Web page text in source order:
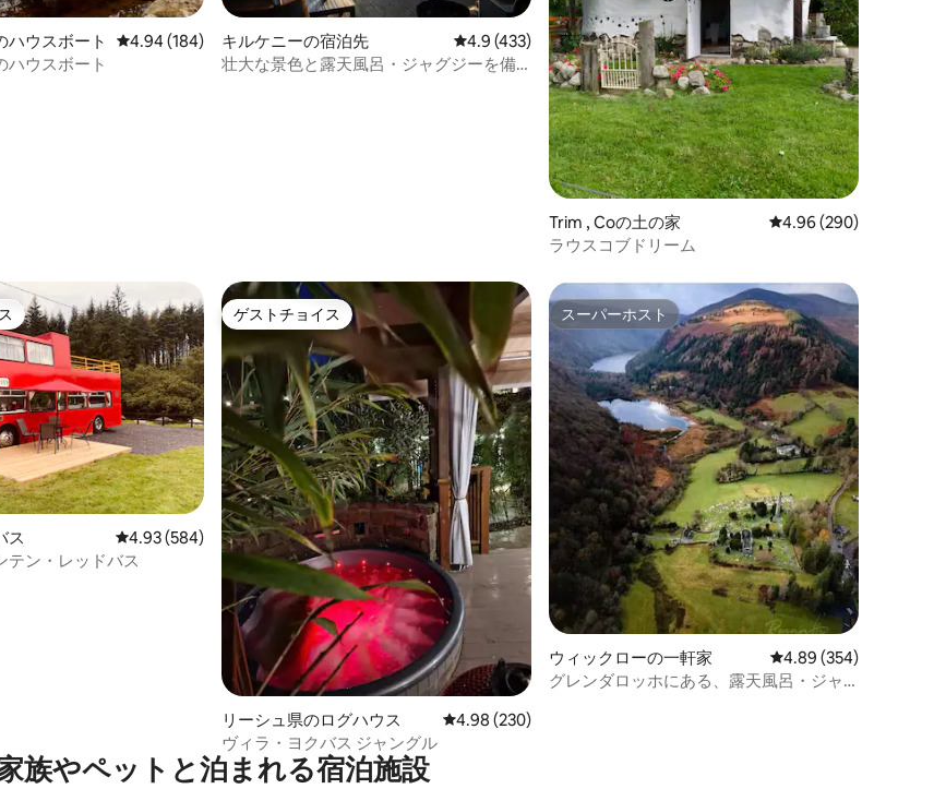
星の平均評価
ハウスボート レビュー184件、5つ星中4.94つ星の平均評価
4.94 (184)
ハウスボート
キルケニーの宿泊先 レビュー433件、5つ星中4.9つ星の平均評価
4.9 (433)
壮大な景色と露天風呂・ジャグジーを備
Trim , Coの土の家 レビュー290件、5つ星
4.96 (290)
ラウスコブドリーム
星の平均評価
ス レビュー584件、5つ星中4.93つ星の平均評価
4.93 (584)
テン・レッドバス
ゲストチョイス
ゲストチョイス
リーシュ県のログハウス レビュー230件、5つ星中4.98つ星の平均評価
4.98 (230)
ヴィラ・ヨクバス ジャングル
スーパーホスト
スーパーホスト
ウィックローの一軒家 レビュー354件、5つ星
4.89 (354)
グレンダロッホにある、露天風呂・ジャ
族やペットと泊まれる宿泊施設